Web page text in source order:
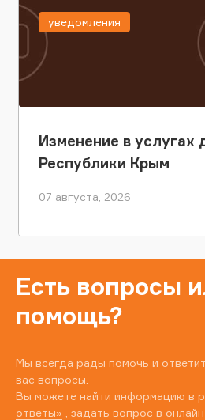
Изменение в услугах
Республики Крым
07 августа, 2026
уведомления
Есть вопросы
помощь?
Мы всегда рады помочь и
вас вопросы.
Вы можете найти информацию в
ответы» , задать вопрос в